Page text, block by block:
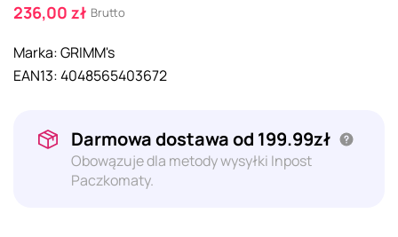
236,00 zł Brutto
Marka:GRIMM's
EAN13:4048565403672
Darmowa dostawa od 199.99zł
Obowązuje dla metody wysyłki Inpost
Paczkomaty.